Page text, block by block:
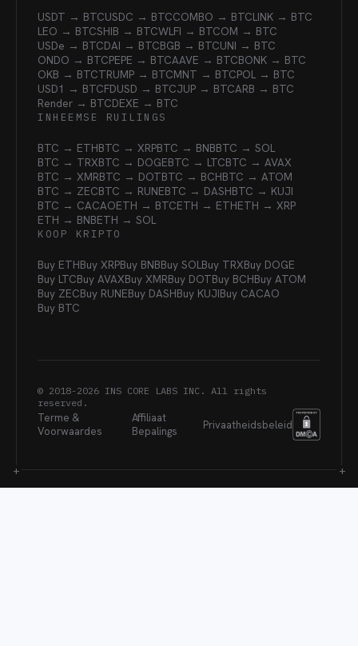
USDT → BTCUSDC → BTCCOMBO → BTCLINK → BTC
LEO → BTCSHIB → BTCWLFI → BTCOM → BTC
USDe → BTCDAI → BTCBGB → BTCUNI → BTC
ONDO → BTCPEPE → BTCAAVE → BTCBONK → BTC
OKB → BTCTRUMP → BTCMNT → BTCPOL → BTC
USD1 → BTCFDUSD → BTCJUP → BTCARB → BTC
Render → BTCDEXE → BTC
INHEEMSE RUILINGS
BTC → ETHBTC → XRPBTC → BNBBTC → SOL
BTC → TRXBTC → DOGEBTC → LTCBTC → AVAX
BTC → XMRBTC → DOTBTC → BCHBTC → ATOM
BTC → ZECBTC → RUNEBTC → DASHBTC → KUJI
BTC → CACAOETH → BTCETH → ETHETH → XRP
ETH → BNBETH → SOL
KOOP KRIPTO
Buy ETHBuy XRPBuy BNBBuy SOLBuy TRXBuy DOGE
Buy LTCBuy AVAXBuy XMRBuy DOTBuy BCHBuy ATOM
Buy ZECBuy RUNEBuy DASHBuy KUJIBuy CACAO
Buy BTC
© 2018-2026 INS CORE LABS INC. All rights
reserved.
Terme &
Voorwaardes
Affiliaat
Bepalings
Privaatheidsbeleid